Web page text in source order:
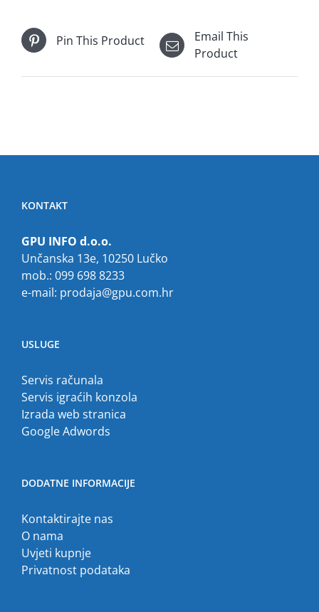
Pin This Product
Email This
Product
KONTAKT
GPU INFO d.o.o.
Unčanska 13e, 10250 Lučko
mob.: 099 698 8233
e-mail: prodaja@gpu.com.hr
USLUGE
Servis računala
Servis igraćih konzola
Izrada web stranica
Google Adwords
DODATNE INFORMACIJE
Kontaktirajte nas
O nama
Uvjeti kupnje
Privatnost podataka